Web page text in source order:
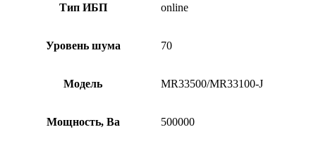
Тип ИБП online
Уровень шума 70
Модель MR33500/MR33100-J
Мощность, Ва 500000